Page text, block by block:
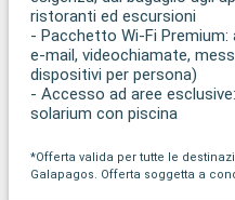
ristoranti ed escursioni
- Pacchetto Wi-Fi
e-mail, videochiamate,
dispositivi per persona)
- Accesso ad aree
solarium con piscina
*Offerta valida per tutte le
Galapagos. Offerta soggetta a